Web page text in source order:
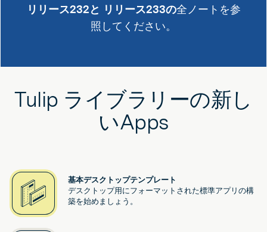
リリース232と リリース233の全ノートを参
照してください。
Tulip ライブラリーの新し
いApps
基本デスクトップテンプレート
デスクトップ用にフォーマットされた標準アプリの構
築を始めましょう。